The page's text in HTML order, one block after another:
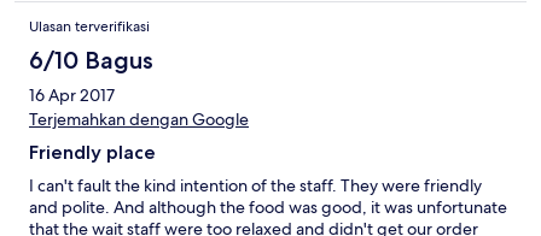
Ulasan terverifikasi
6/10 Bagus
16 Apr 2017
Terjemahkan dengan Google
Friendly place
I can't fault the kind intention of the staff. They were friendly
and polite. And although the food was good, it was unfortunate
that the wait staff were too relaxed and didn't get our order